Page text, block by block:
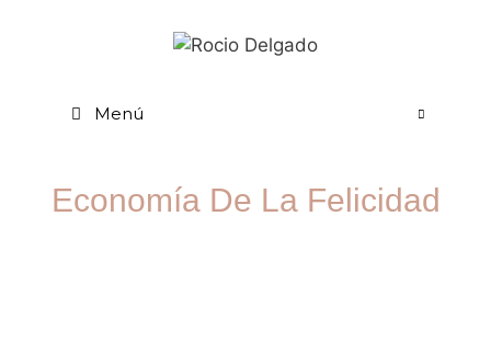
Menú
Economía De La Felicidad